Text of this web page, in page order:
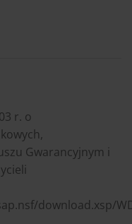
r. o
Gwarancyjnym i
download.xsp/